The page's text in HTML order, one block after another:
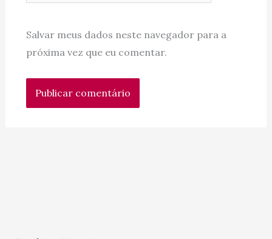
Salvar meus dados neste navegador para a
próxima vez que eu comentar.